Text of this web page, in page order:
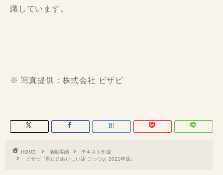
識しています。
※ 写真提供：株式会社 ビザビ
HOME 活動実績
テキスト作成
ビザビ『岡山のおいしい店 ごっつぉ 2021年版』